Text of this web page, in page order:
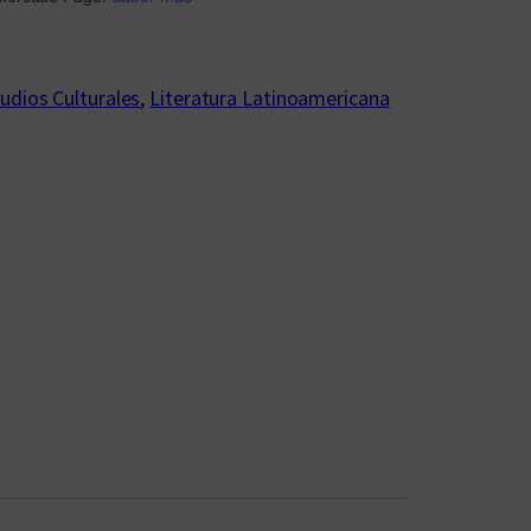
Culturales, Literatura Latinoamericana